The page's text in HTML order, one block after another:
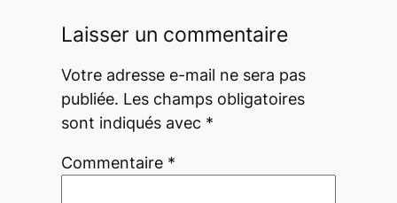
Laisser un commentaire
Votre adresse e-mail ne sera pas
publiée. Les champs obligatoires
sont indiqués avec *
Commentaire *